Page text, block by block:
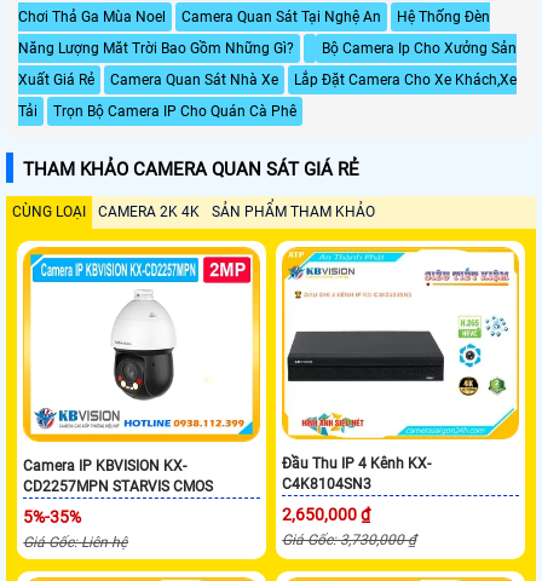
Chơi Thả Ga Mùa Noel
Camera Quan Sát Tại Nghệ An
Hệ Thống Đèn
Năng Lượng Măt Trời Bao Gồm Những Gì?
Bộ Camera Ip Cho Xưởng Sản
Xuất Giá Rẻ
Camera Quan Sát Nhà Xe
Lắp Đặt Camera Cho Xe Khách,Xe
Tải
Trọn Bộ Camera IP Cho Quán Cà Phê
THAM KHẢO CAMERA QUAN SÁT GIÁ RẺ
CÙNG LOẠI CAMERA 2K 4K SẢN PHẨM THAM KHẢO
Camera IP KBVISION KX-
CD2257MPN STARVIS CMOS
5%-35%
Giá Gốc: Liên hệ
Đầu Thu IP 4 Kênh KX-
C4K8104SN3
2,650,000 ₫
Giá Gốc: 3,730,000 ₫